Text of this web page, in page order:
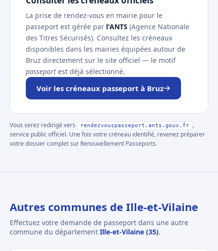
La prise de rendez-vous en mairie pour le
passeport est gérée par l'ANTS (Agence Nationale
des Titres Sécurisés). Consultez les créneaux
disponibles dans les mairies équipées autour de
Bruz directement sur le site officiel — le motif
passeport est déjà sélectionné.
Voir les créneaux passeport à Bruz
Vous serez redirigé vers rendezvouspasseport.ants.gouv.fr
,
service public officiel. Une fois votre créneau identifié, revenez préparer
votre dossier complet sur Renouvellement Passeports.
Autres communes de Ille-et-Vilaine
Effectuez votre demande de passeport dans une autre
commune du département Ille-et-Vilaine (35).